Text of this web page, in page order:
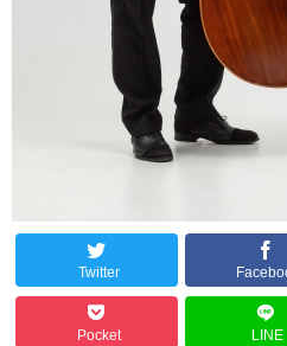
Twitter
Pocket LINE